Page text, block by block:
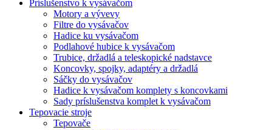
Príslušenstvo k vysávačom
Motory a vývevy
Filtre do vysávačov
Hadice ku vysávačom
Podlahové hubice k vysávačom
Trubice, držadlá a teleskopické nadstavce
Koncovky, spojky, adaptéry a držadlá
Sáčky do vysávačov
Hadice k vysávačom komplety s koncovkami
Sady príslušenstva komplet k vysávačom
Tepovacie stroje
Tepovače